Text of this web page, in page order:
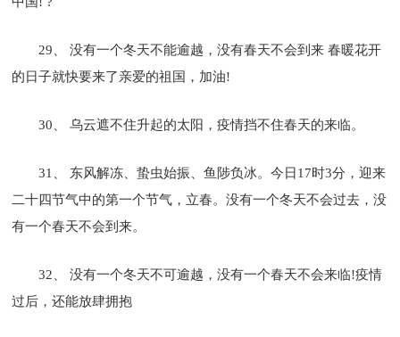
29、 没有一个冬天不能逾越，没有春天不会到来 春暖花开
的日子就快要来了亲爱的祖国，加油!
30、 乌云遮不住升起的太阳，疫情挡不住春天的来临。
31、 东风解冻、蛰虫始振、鱼陟负冰。今日17时3分，迎来
二十四节气中的第一个节气，立春。没有一个冬天不会过去，没
有一个春天不会到来。
32、 没有一个冬天不可逾越，没有一个春天不会来临!疫情
过后，还能放肆拥抱